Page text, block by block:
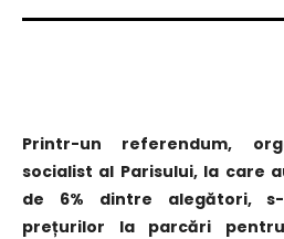
Printr-un referendum,
socialist al Parisului, la care
de 6% dintre alegători,
prețurilor la parcări